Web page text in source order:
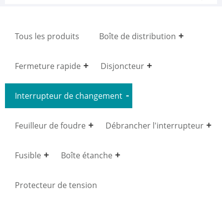
Tous les produits Boîte de distribution
Fermeture rapide Disjoncteur
Interrupteur de changement
Feuilleur de foudre Débrancher l'interrupteur
Fusible Boîte étanche
Protecteur de tension